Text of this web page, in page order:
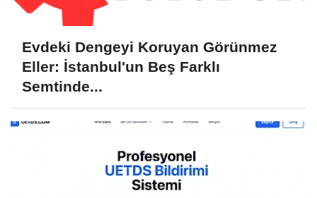
Evdeki Dengeyi Koruyan Görünmez
Eller: İstanbul'un Beş Farklı
Semtinde...